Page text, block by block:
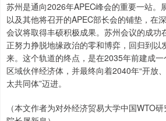
苏州是通向2026年APEC峰会的重要一站。
以及其他将召开的APEC部长会的铺垫，在
会议将取得丰硕积极成果。苏州会议的成功
正努力挣脱地缘政治的零和博弈，回归到以
来。这个轨道的终点，是在2035年前建成
区域伙伴经济体，并最终向着2040年“开放
太共同体”迈进。
（本文作者为对外经济贸易大学中国WTO